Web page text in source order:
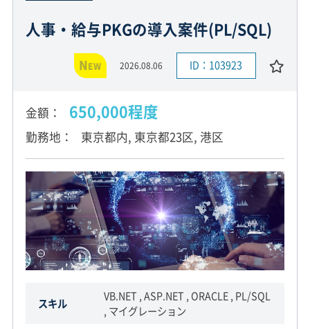
人事・給与PKGの導入案件(PL/SQL)
NEW 2026.08.06 ID：103923
金額 650,000程度
勤務地 東京都内, 東京都23区, 港区
スキル
VB.NET , ASP.NET , ORACLE , PL/SQL
, マイグレーション